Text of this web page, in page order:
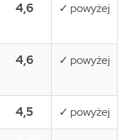
4,6 ✓ powyżej
4,6 ✓ powyżej
4,5 ✓ powyżej